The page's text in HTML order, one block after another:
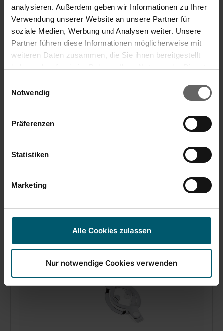
analysieren. Außerdem geben wir Informationen zu Ihrer
Verwendung unserer Website an unsere Partner für
soziale Medien, Werbung und Analysen weiter. Unsere
Partner führen diese Informationen möglicherweise mit
weiteren Daten zusammen, die Sie ihnen bereitgestellt
Cookies, wenn Sie unsere Webseite weiterhin nutzen.
Notwendig
Präferenzen
Statistiken
Marketing
Alle Cookies zulassen
Nur notwendige Cookies verwenden